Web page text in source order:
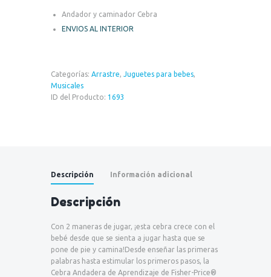
Andador y caminador Cebra
ENVIOS AL INTERIOR
Categorías: Arrastre, Juguetes para bebes,
Musicales
ID del Producto: 1693
Descripción Información adicional
Descripción
Con 2 maneras de jugar, ¡esta cebra crece con el
bebé desde que se sienta a jugar hasta que se
pone de pie y camina!Desde enseñar las primeras
palabras hasta estimular los primeros pasos, la
Cebra Andadera de Aprendizaje de Fisher-Price®